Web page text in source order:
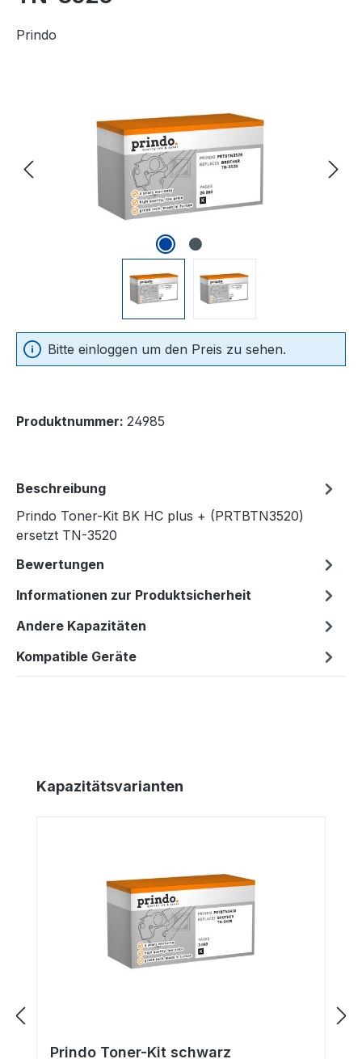
Prindo
Bitte einloggen um den Preis zu sehen.
Produktnummer: 24985
Beschreibung
Prindo Toner-Kit BK HC plus + (PRTBTN3520)
ersetzt TN-3520
Bewertungen
Informationen zur Produktsicherheit
Andere Kapazitäten
Kompatible Geräte
Produktgalerie überspringen
Kapazitätsvarianten
Prindo Toner-Kit schwarz